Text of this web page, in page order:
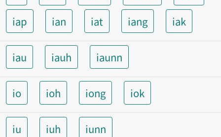
iap
ian iat iang iak
iau iauh iaunn
io ioh iong iok
iu iuh iunn